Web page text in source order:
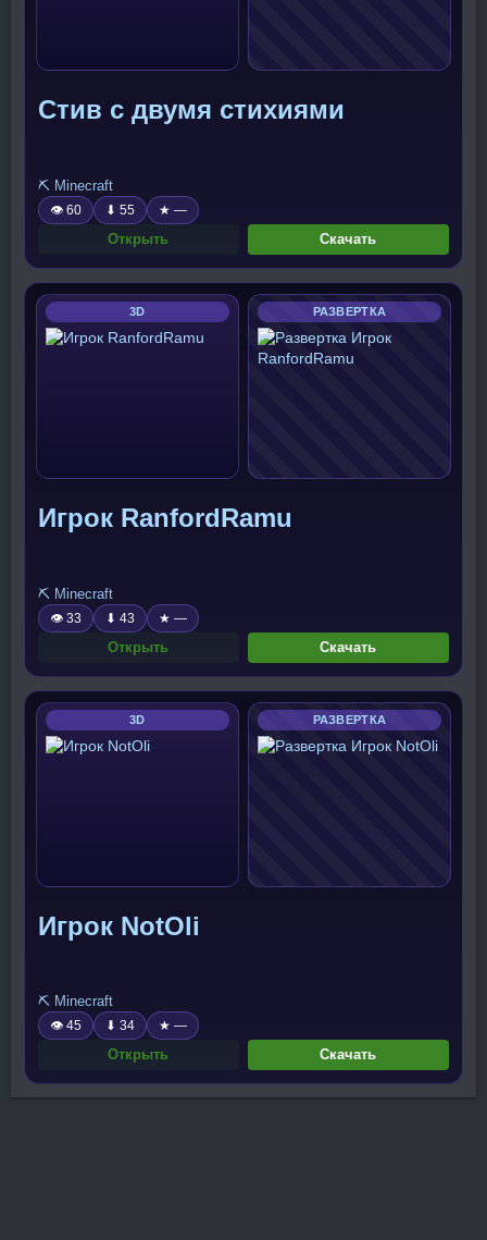
Стив с двумя стихиями
⛏️ Minecraft
👁 60 ⬇ 55 ★ —
Открыть Скачать
3D РАЗВЕРТКА
Игрок RanfordRamu
⛏️ Minecraft
👁 33 ⬇ 43 ★ —
Открыть Скачать
3D РАЗВЕРТКА
Игрок NotOli
⛏️ Minecraft
👁 45 ⬇ 34 ★ —
Открыть Скачать